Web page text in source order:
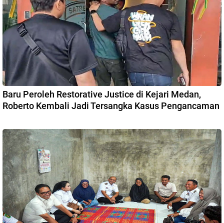
Baru Peroleh Restorative Justice di Kejari Medan,
Roberto Kembali Jadi Tersangka Kasus Pengancaman